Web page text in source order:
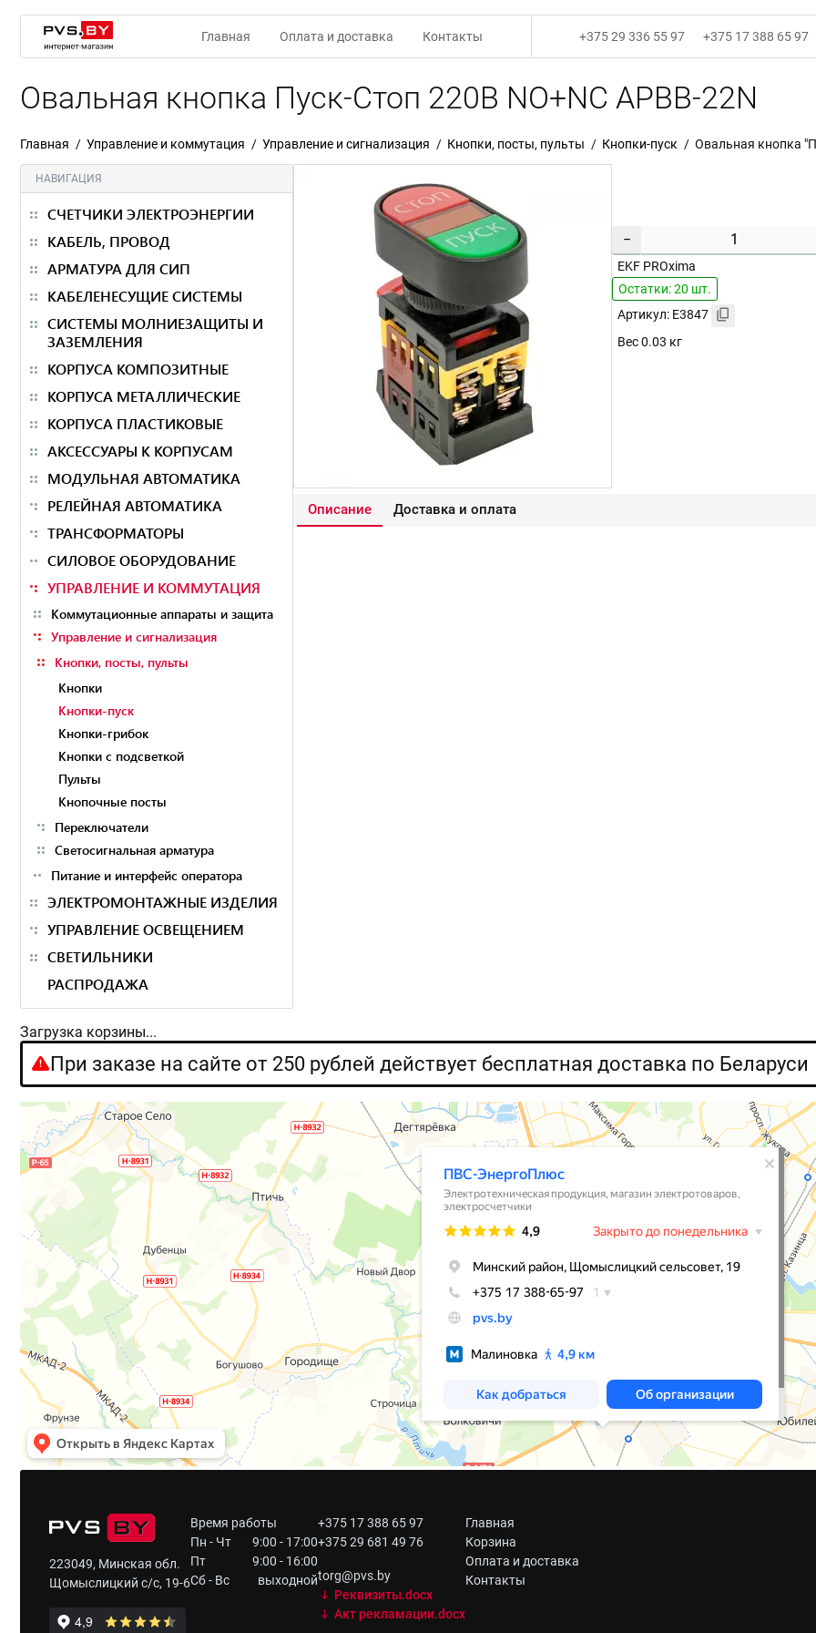
Главная Оплата и доставка Контакты +375 29 336 55 97 +375 17 388 65 97
Овальная кнопка Пуск-Стоп 220В NO+NC APBB-22N
Главная Управление и коммутация Управление и сигнализация Кнопки, посты, пульты Кнопки-пуск Овальная кнопка
НАВИГАЦИЯ
СЧЕТЧИКИ ЭЛЕКТРОЭНЕРГИИ
КАБЕЛЬ, ПРОВОД
АРМАТУРА ДЛЯ СИП
КАБЕЛЕНЕСУЩИЕ СИСТЕМЫ
СИСТЕМЫ МОЛНИЕЗАЩИТЫ И
ЗАЗЕМЛЕНИЯ
КОРПУСА КОМПОЗИТНЫЕ
КОРПУСА МЕТАЛЛИЧЕСКИЕ
КОРПУСА ПЛАСТИКОВЫЕ
АКСЕССУАРЫ К КОРПУСАМ
МОДУЛЬНАЯ АВТОМАТИКА
РЕЛЕЙНАЯ АВТОМАТИКА
ТРАНСФОРМАТОРЫ
СИЛОВОЕ ОБОРУДОВАНИЕ
УПРАВЛЕНИЕ И КОММУТАЦИЯ
Коммутационные аппараты и защита
Управление и сигнализация
Кнопки, посты, пульты
Кнопки
Кнопки-пуск
Кнопки-грибок
Кнопки с подсветкой
Пульты
Кнопочные посты
Переключатели
Светосигнальная арматура
Питание и интерфейс оператора
ЭЛЕКТРОМОНТАЖНЫЕ ИЗДЕЛИЯ
УПРАВЛЕНИЕ ОСВЕЩЕНИЕМ
СВЕТИЛЬНИКИ
РАСПРОДАЖА
−
EKF PROxima
Остатки: 20 шт.
Артикул: E3847
Вес 0.03 кг
Описание Доставка и оплата
Загрузка корзины...
При заказе на сайте от 250 рублей действует бесплатная доставка по Беларуси
223049, Минская обл.
Щомыслицкий с/с, 19-6
Время работы
Пн - Чт
9:00 - 17:00
Пт
9:00 - 16:00
Сб - Вс
выходной
+375 17 388 65 97
+375 29 681 49 76
torg@pvs.by
Реквизиты.docx
Акт рекламации.docx
Главная
Корзина
Оплата и доставка
Контакты